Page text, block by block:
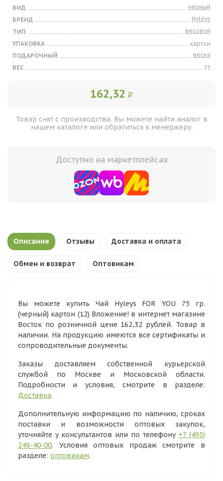
ВИД
черный
БРЕНД
Hyleys
ТИП
весовой
УПАКОВКА
картон
ПОДАРОЧНЫЙ
весна
ВЕС
75
162,32 ₽
Товар снят с производства. Вы можете найти аналог в
нашем каталоге или обратиться к менеджеру.
Доступно на маркетплейсах
Описание Отзывы Доставка и оплата
Обмен и возврат Оптовикам
Вы можете купить Чай Hyleys FOR YOU 75 гр.
(черный) картон (12) Вложение! в интернет магазине
Восток по розничной цене 162,32 рублей. Товар в
наличии. На продукцию имеются все сертификаты и
сопроводительные документы.
Заказы доставляем собственной курьерской
службой по Москве и Московской области.
Подробности и условия, смотрите в разделе:
Доставка.
Дополнительную информацию по наличию, сроках
поставки и возможности оптовых закупок,
уточняйте у консультантов или по телефону +7 (495)
249-40-00. Условия оптовых продаж смотрите в
разделе: оптовикам.